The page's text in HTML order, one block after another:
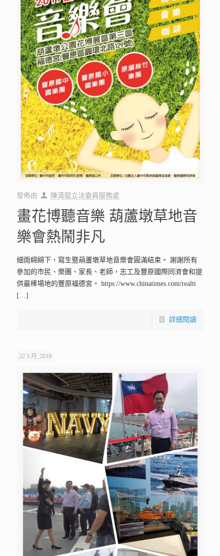
發佈由 陳清龍立法委員服務處
畫花博聽音樂 葫蘆墩草地音
樂會熱鬧非凡
細雨綿綿下，寫生暨葫蘆墩草地音樂會圓滿結束。 謝謝所有
參加的市民、樂團、家長、老師，志工及豐原國際同濟會和提
供最棒場地的豐原福德宮。 https://www.chinatimes.com/realti
[…]
詳細閱讀
22 3 月, 2019